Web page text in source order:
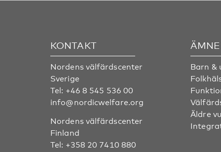
KONTAKT
Nordens välfärdscenter
Sverige
Tel: +46 8 545 536 00
info@nordicwelfare.org
Nordens välfärdscenter
Finland
Tel: +358 20 7410 880
Barn &
Äldre